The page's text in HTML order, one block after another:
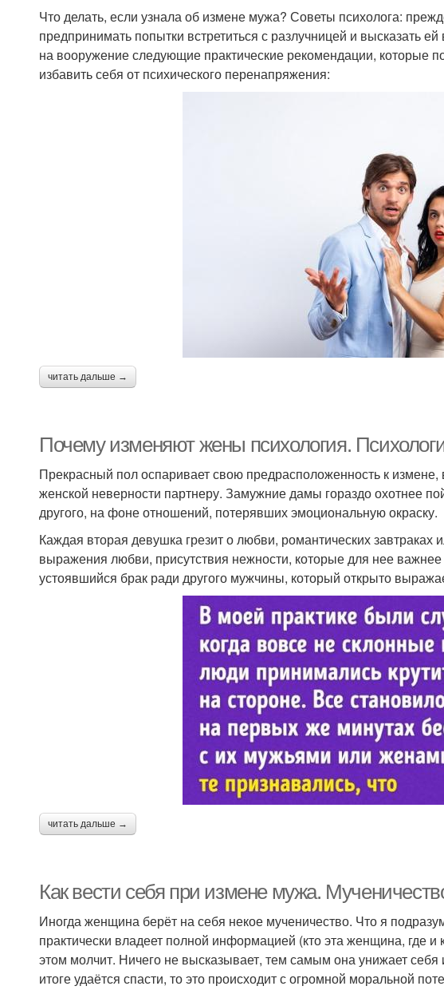
Что делать, если узнала об измене мужа? Советы психолога:
предпринимать попытки встретиться с разлучницей и высказать
на вооружение следующие практические рекомендации, которые
избавить себя от психического перенапряжения:
читать дальше →
Почему изменяют жены психология.
Прекрасный пол оспаривает свою предрасположенность к
женской неверности партнеру. Замужние дамы гораздо охотнее
другого, на фоне отношений, потерявших эмоциональную окраску.
Каждая вторая девушка грезит о любви, романтических
выражения любви, присутствия нежности, которые для нее
устоявшийся брак ради другого мужчины, который открыто
читать дальше →
Как вести себя при измене мужа.
Иногда женщина берёт на себя некое мученичество. Что я
практически владеет полной информацией (кто эта женщина, где
этом молчит. Ничего не высказывает, тем самым она унижает себя
итоге удаётся спасти, то это происходит с огромной моральной